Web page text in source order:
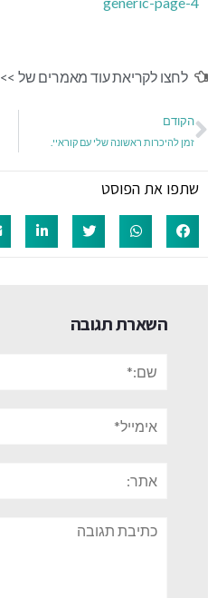
לחצו לקריאת עוד מאמרים של >>
הקודם
זמן להיכרות ראשונה שלי עם קוראיי.
שתפו את הפוסט
השארת תגובה
תגובה